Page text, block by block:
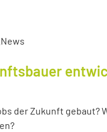
der Zukunft gebaut?